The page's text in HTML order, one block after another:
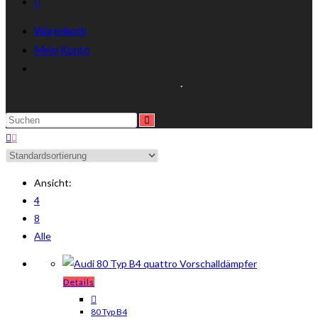
Warenkorb
Mein Konto
Ansicht:
4
8
Alle
Details
80 Typ B4